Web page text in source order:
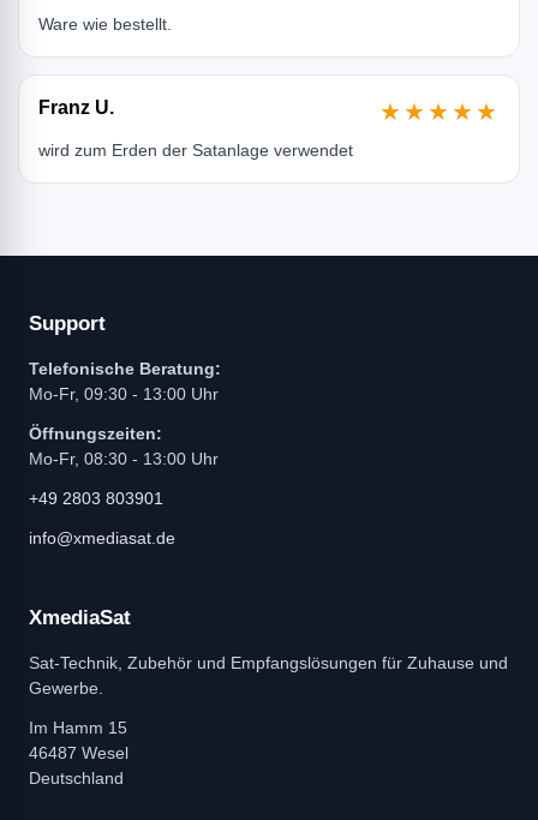
Ware wie bestellt.
Franz U. ★★★★★
wird zum Erden der Satanlage verwendet
Support
Telefonische Beratung:
Mo-Fr, 09:30 - 13:00 Uhr
Öffnungszeiten:
Mo-Fr, 08:30 - 13:00 Uhr
+49 2803 803901
info@xmediasat.de
XmediaSat
Sat-Technik, Zubehör und Empfangslösungen für Zuhause und
Gewerbe.
Im Hamm 15
46487 Wesel
Deutschland